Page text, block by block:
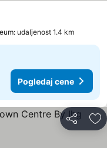
udaljenost 1.4 km
Pogledaj cene
Deli